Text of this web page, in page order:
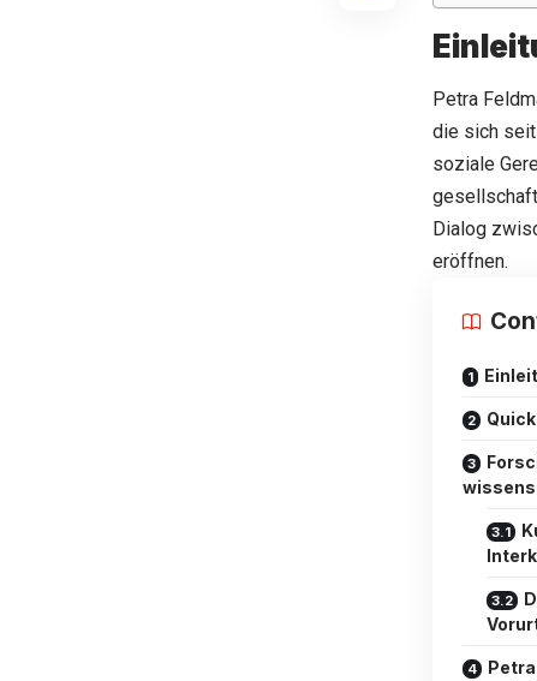
Petra
die sich seit
soziale
Dialog
eröffnen.